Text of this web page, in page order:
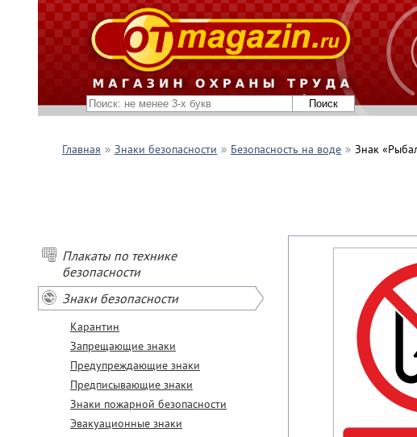
Главная Знаки безопасности Безопасность на воде Знак
Плакаты по технике
безопасности
Знаки безопасности
Карантин
Запрещающие знаки
Предупреждающие знаки
Предписывающие знаки
Знаки пожарной безопасности
Эвакуационные знаки